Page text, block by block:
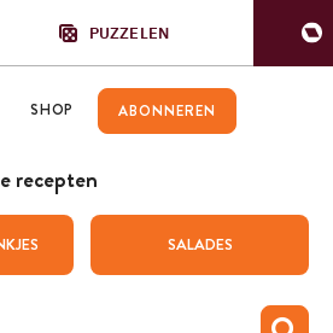
PUZZELEN
SHOP ABONNEREN
recepten
SALADES